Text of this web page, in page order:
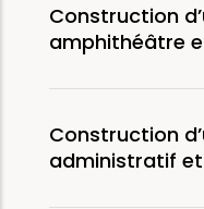
Construction
amphithéâtre et
Construction
administratif et